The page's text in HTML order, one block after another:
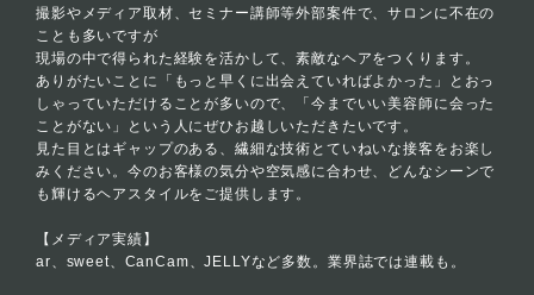
撮影やメディア取材、セミナー講師等外部案件で、サロンに不在の
ことも多いですが
現場の中で得られた経験を活かして、素敵なヘアをつくります。
ありがたいことに「もっと早くに出会えていればよかった」とおっ
しゃっていただけることが多いので、「今までいい美容師に会った
ことがない」という人にぜひお越しいただきたいです。
見た目とはギャップのある、繊細な技術とていねいな接客をお楽し
みください。今のお客様の気分や空気感に合わせ、どんなシーンで
も輝けるヘアスタイルをご提供します。
【メディア実績】
ar、sweet、CanCam、JELLYなど多数。業界誌では連載も。